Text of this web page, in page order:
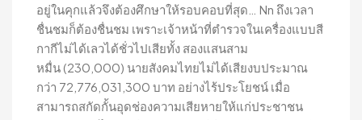
อยู่ในคุกแล้วจึงต้องศึกษาให้รอบคอบที่สุด… Nn ถึงเวลา
ชื่นชมก็ต้องชื่นชม เพราะเจ้าหน้าที่ตำรวจในเครื่องแบบสี
กากีไม่ได้เลวได้ชั่วไปเสียทั้ง สองแสนสาม
หมื่น (230,000) นายสังคมไทยไม่ได้เสียงบประมาณ
กว่า 72,776,031,300 บาท อย่างไร้ประโยชน์ เมื่อ
สามารถสกัดกั้นอุดช่องความเสียหายให้แก่ประชาชน